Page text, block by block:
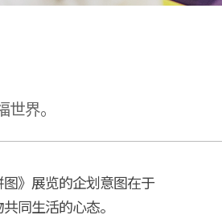
界。
》展览的企划意图在于
同生活的心态。